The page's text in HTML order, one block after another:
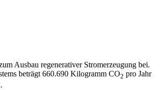
Ausbau regenerativer Stromerzeugung bei.
beträgt 660.690 Kilogramm CO2 pro Jahr